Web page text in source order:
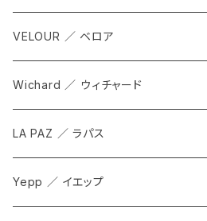
Tops
Bottoms
Accesorries
VELOUR ／ ベロア
Wichard ／ ウィチャード
LA PAZ ／ ラパス
Yepp ／ イエップ